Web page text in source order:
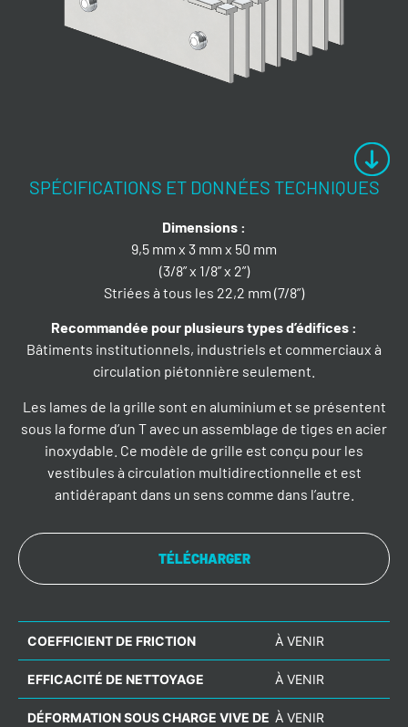
SPÉCIFICATIONS ET DONNÉES TECHNIQUES
Dimensions :
9,5 mm x 3 mm x 50 mm
(3/8” x 1/8” x 2”)
Striées à tous les 22,2 mm (7/8”)
Recommandée pour plusieurs types d’édifices :
Bâtiments institutionnels, industriels et commerciaux à
circulation piétonnière seulement.
Les lames de la grille sont en aluminium et se présentent
sous la forme d’un T avec un assemblage de tiges en acier
inoxydable. Ce modèle de grille est conçu pour les
vestibules à circulation multidirectionnelle et est
antidérapant dans un sens comme dans l’autre.
TÉLÉCHARGER
COEFFICIENT DE FRICTION À VENIR
EFFICACITÉ DE NETTOYAGE À VENIR
DÉFORMATION SOUS CHARGE VIVE DE À VENIR